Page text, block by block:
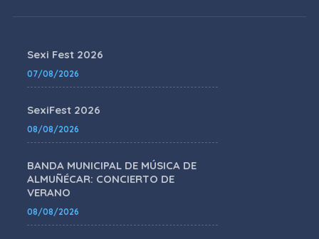
Sexi Fest 2026
07/08/2026
SexiFest 2026
08/08/2026
BANDA MUNICIPAL DE MÚSICA DE
ALMUÑÉCAR: CONCIERTO DE
VERANO
08/08/2026